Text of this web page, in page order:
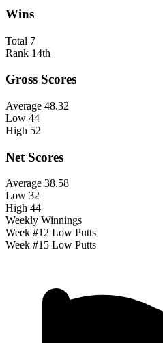
Wins
Total 7
Rank 14th
Gross Scores
Average 48.32
Low 44
High 52
Net Scores
Average 38.58
Low 32
High 44
Weekly Winnings
Week #12 Low Putts
Week #15 Low Putts